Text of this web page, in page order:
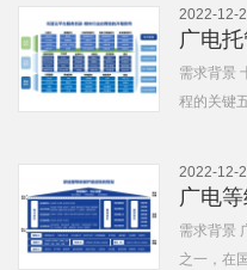
2022-12-
广电
需求背景
程的关键
2022-12-
广电
需求背景
之一，在